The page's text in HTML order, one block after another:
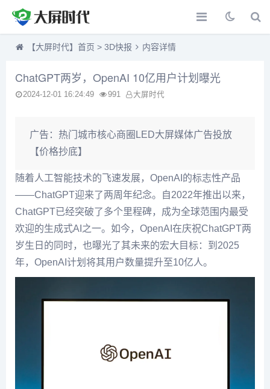
【大屏时代】首页 > 3D快报 内容详情
ChatGPT两岁，OpenAI 10亿用户计划曝光
2024-12-01 16:24:49 991 大屏时代
广告： 热门城市核心商圈LED大屏媒体广告投放
【价格抄底】
随着人工智能技术的飞速发展，OpenAI的标志性产品
——ChatGPT迎来了两周年纪念。自2022年推出以来，
ChatGPT已经突破了多个里程碑，成为全球范围内最受
欢迎的生成式AI之一。如今，OpenAI在庆祝ChatGPT两
岁生日的同时，也曝光了其未来的宏大目标：到2025
年，OpenAI计划将其用户数量提升至10亿人。